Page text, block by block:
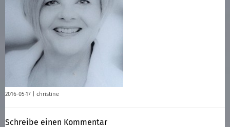
2016-05-17 | christine
Schreibe einen Kommentar